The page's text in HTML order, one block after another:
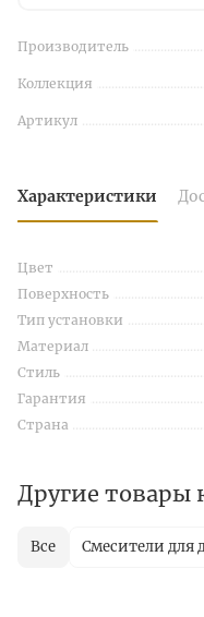
Производитель
Коллекция
Артикул
Характеристики
Цвет
Поверхность
Тип установки
Материал
Стиль
Гарантия
Страна
Другие товары
Все Смесители для